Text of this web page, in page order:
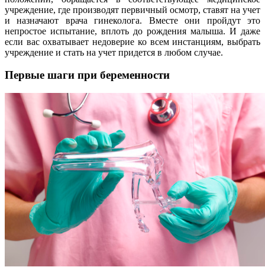
учреждение, где производят первичный осмотр, ставят на учет
и назначают врача гинеколога. Вместе они пройдут это
непростое испытание, вплоть до рождения малыша. И даже
если вас охватывает недоверие ко всем инстанциям, выбрать
учреждение и стать на учет придется в любом случае.
Первые шаги при беременности